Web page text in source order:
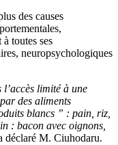
des causes
toutes ses
neuropsychologiques
limité à une
des aliments
blancs ” : pain, riz,
: bacon avec oignons,
déclaré M. Ciuhodaru.